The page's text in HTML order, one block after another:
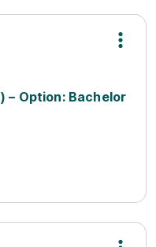
– Option: Bachelor